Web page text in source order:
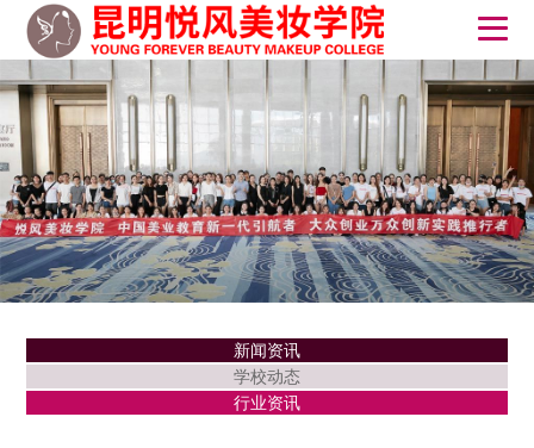
新闻资讯
学校动态
行业资讯